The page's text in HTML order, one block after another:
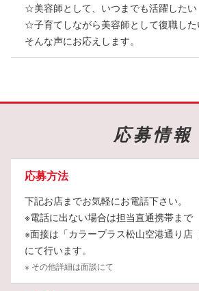
☆美容師として、いつまでも活躍したい
☆子育てしながら美容師として復職し
そんな声にお応えします。
応募情報
応募方法
下記お店までお気軽にお電話下さい。
※電話に出ない場合は担当直通携帯まで
※面接は「カラープラス松山空港通り店
にて行います。
※ その他詳細は面談にて